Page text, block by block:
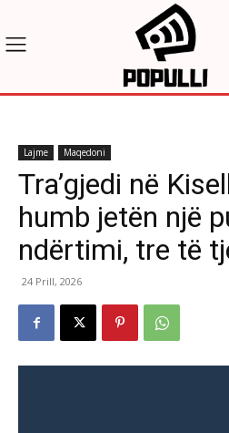
Lajme Maqedoni
Tra’gjedi në
humb jetën një
ndërtimi, tre të
24 Prill, 2026